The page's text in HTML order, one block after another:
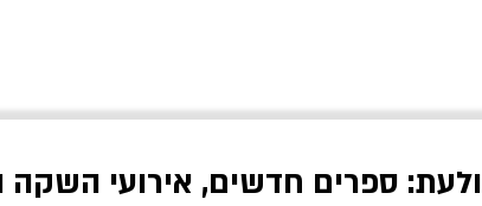
ספרים חדשים, אירועי השקה